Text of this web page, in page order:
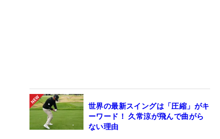
世界の最新スイングは「圧縮」がキ
ーワード！ 久常涼が飛んで曲がら
ない理由